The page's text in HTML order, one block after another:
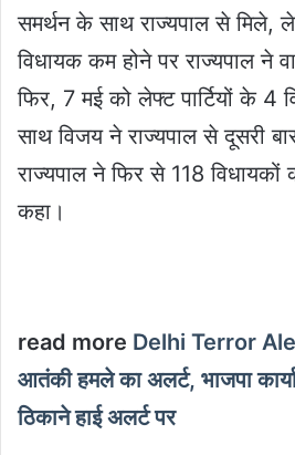
समर्थन के साथ राज्यपाल से मिले,
विधायक कम होने पर राज्यपाल ने
फिर, 7 मई को लेफ्ट पार्टियों के 4
साथ विजय ने राज्यपाल से दूसरी
राज्यपाल ने फिर से 118 विधायकों
कहा।
read more Delhi Terror
आतंकी हमले का अलर्ट, भाजपा
ठिकाने हाई अलर्ट पर